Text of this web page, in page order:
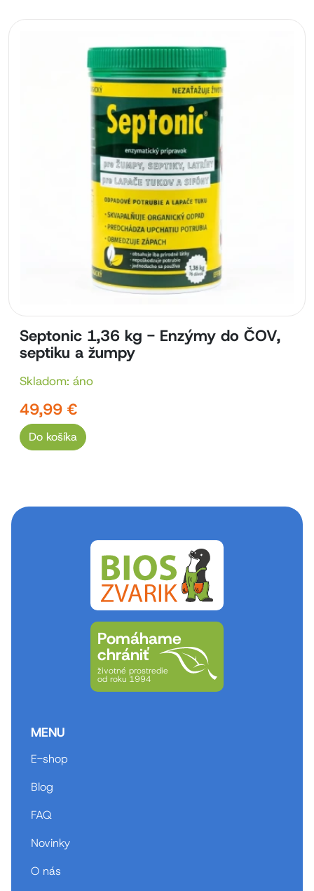
Septonic 1,36 kg - Enzýmy do ČOV,
septiku a žumpy
Skladom: áno
49,99 €
Do košíka
Pomáhame
chrániť
životné prostredie
od roku 1994
MENU
E-shop
Blog
FAQ
Novinky
O nás